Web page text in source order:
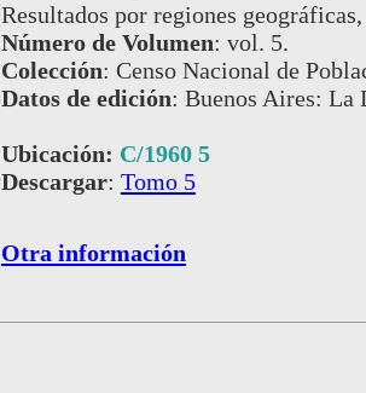
Resultados por regiones
Número de Volumen: vol. 5.
Colección: Censo Nacional de
Datos de edición: Buenos Aires: La
Ubicación: C/1960 5
Descargar: Tomo 5
Otra información